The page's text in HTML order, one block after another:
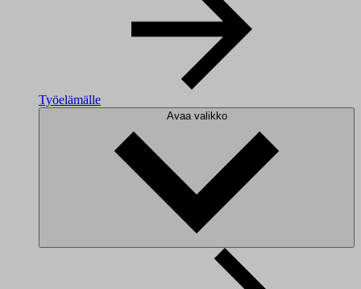
Työelämälle
Avaa valikko